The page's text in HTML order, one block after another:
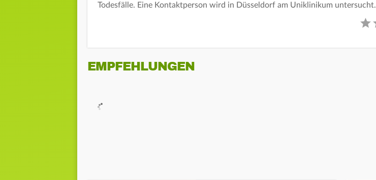
Todesfälle. Eine Kontaktperson wird in Düsseldorf am Uniklinikum untersucht.
EMPFEHLUNGEN